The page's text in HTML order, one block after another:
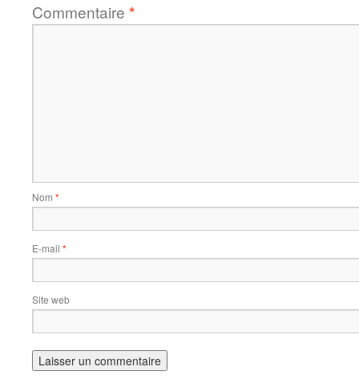
Commentaire *
Nom *
E-mail *
Site web